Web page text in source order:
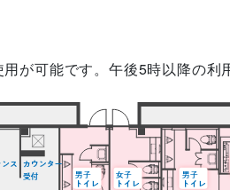
が可能です。午後5時以降の